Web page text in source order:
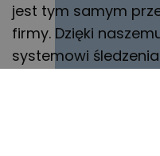
jest tym samym
firmy. Dzięki
systemowi